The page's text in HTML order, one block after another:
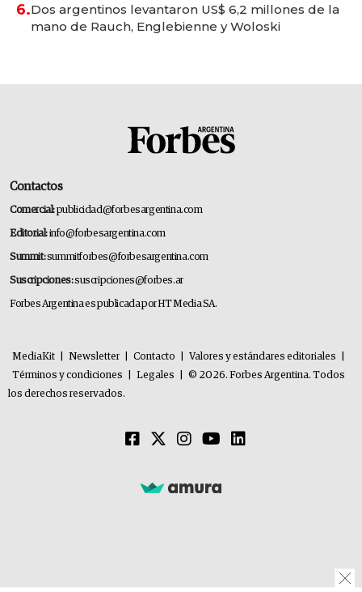
6.Dos argentinos levantaron US$ 6,2 millones de la
mano de Rauch, Englebienne y Woloski
Contactos
Comercial:publicidad@forbesargentina.com
Editorial:info@forbesargentina.com
Summit:summitforbes@forbesargentina.com
Suscripciones:suscripciones@forbes.ar
Forbes Argentina es publicada por HT Media SA.
MediaKit Newsletter Contacto Valores y estándares editoriales
Términos y condiciones
Legales
© 2026. Forbes Argentina. Todos
los derechos reservados.